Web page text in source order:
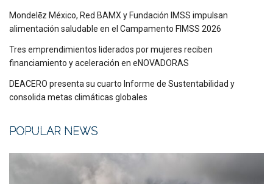
Mondelēz México, Red BAMX y Fundación IMSS impulsan
alimentación saludable en el Campamento FIMSS 2026
Tres emprendimientos liderados por mujeres reciben
financiamiento y aceleración en eNOVADORAS
DEACERO presenta su cuarto Informe de Sustentabilidad y
consolida metas climáticas globales
POPULAR NEWS